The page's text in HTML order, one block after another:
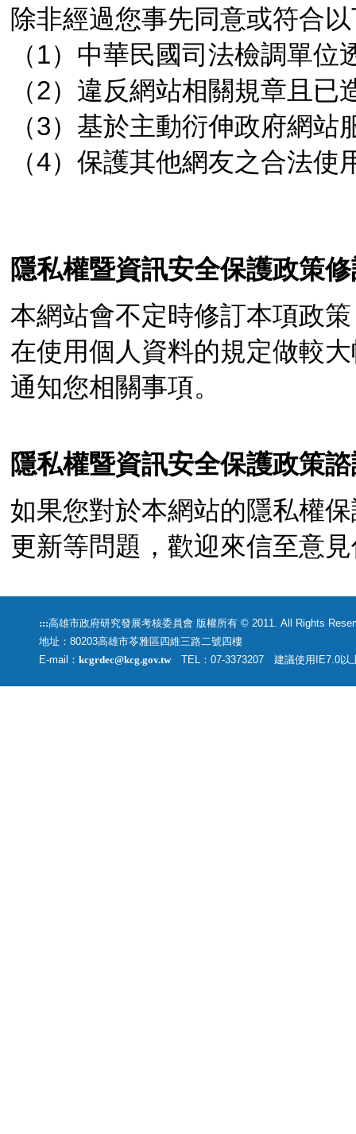
除非經過您事先同意或符合
（1）中華民國司法檢調單
（2）違反網站相關規章且已
（3）基於主動衍伸政府網站
（4）保護其他網友之合法使
隱私權暨資訊安全保護政策
本網站會不定時修訂本項政
在使用個人資料的規定做較
通知您相關事項。
隱私權暨資訊安全保護政策
如果您對於本網站的隱私權
更新等問題，歡迎來信至意
:::高雄市政府研究發展考核委員會 版權所有 © 2011. All Rights
地址：80203高雄市苓雅區四維三路二號四樓
E-mail：kcgrdec@kcg.gov.twTEL：07-3373207 建議使用IE7.0以